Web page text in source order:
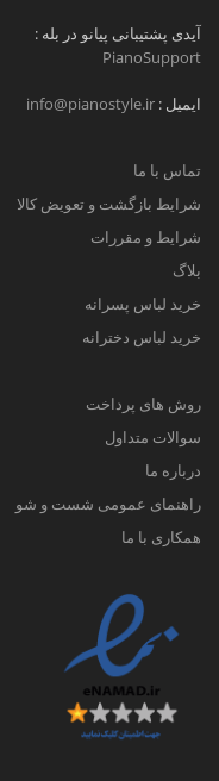
آیدی پشتیبانی پیانو در بله :
PianoSupport
ایمیل : info@pianostyle.ir
تماس با ما
شرایط بازگشت و تعویض کالا
شرایط و مقررات
بلاگ
خرید لباس پسرانه
خرید لباس دخترانه
روش های پرداخت
سوالات متداول
درباره ما
راهنمای عمومی شست و شو
همکاری با ما